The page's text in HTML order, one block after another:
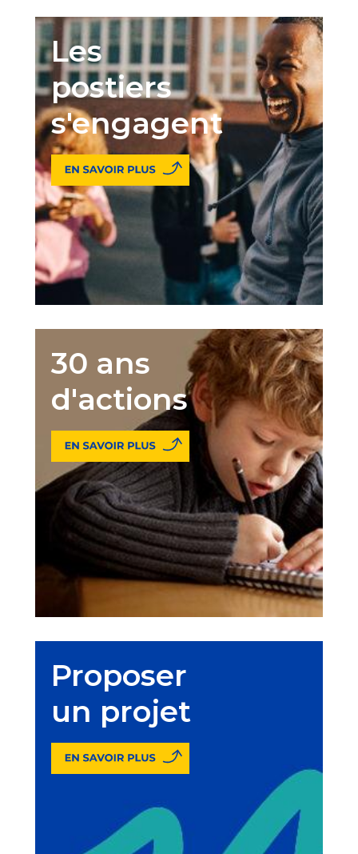
Les
postiers
s'engagent
30 ans
d'actions
Proposer
un projet